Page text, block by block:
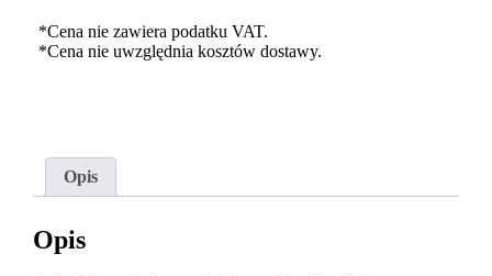
*Cena nie zawiera podatku VAT.
*Cena nie uwzględnia kosztów dostawy.
Opis
Opis